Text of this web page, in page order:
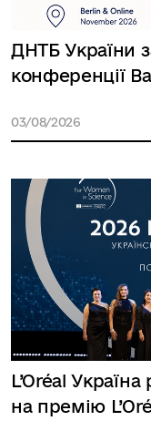
ДНТБ України
конференції
03/08/2026
L’Oréal
на премію